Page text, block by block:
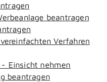
beantragen
Verfahren
Einsicht nehmen
beantragen